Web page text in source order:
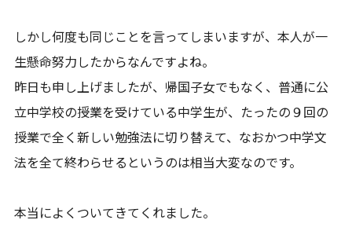
しかし何度も同じことを言ってしまいますが、本人が一
生懸命努力したからなんですよね。
昨日も申し上げましたが、帰国子女でもなく、普通に公
立中学校の授業を受けている中学生が、たったの９回の
授業で全く新しい勉強法に切り替えて、なおかつ中学文
法を全て終わらせるというのは相当大変なのです。
本当によくついてきてくれました。